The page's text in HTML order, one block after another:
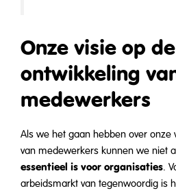
Onze visie op de
ontwikkeling
medewerkers
Als we het gaan hebben over onze
van medewerkers kunnen we niet
essentieel is voor organisaties.
arbeidsmarkt van tegenwoordig is